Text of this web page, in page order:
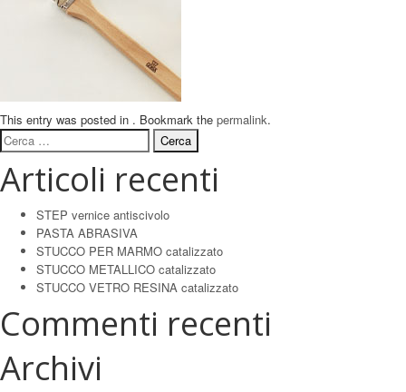
This entry was posted in . Bookmark the permalink.
Ricerca
per:
Articoli recenti
STEP vernice antiscivolo
PASTA ABRASIVA
STUCCO PER MARMO catalizzato
STUCCO METALLICO catalizzato
STUCCO VETRO RESINA catalizzato
Commenti recenti
Archivi